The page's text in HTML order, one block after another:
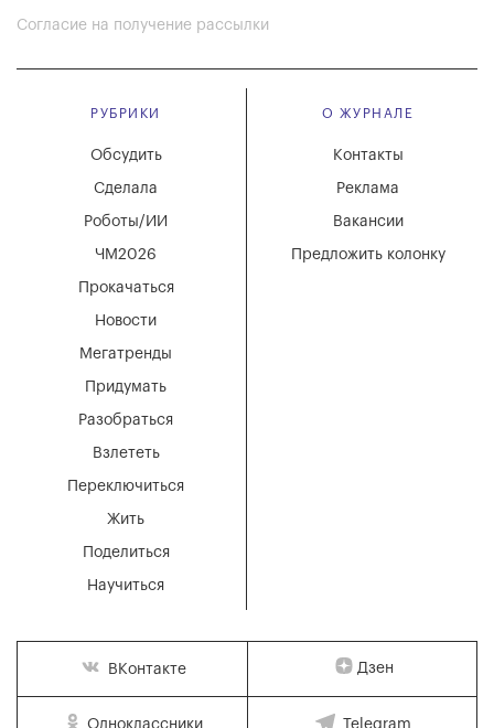
Согласие на получение рассылки
РУБРИКИ
Мегатренды
Придумать
Разобраться
Взлететь
Новости
Переключиться
Жить
Поделиться
Научиться
Обсудить
Сделала
Роботы/ИИ
ЧМ2026
Прокачаться
О ЖУРНАЛЕ
Вакансии
Реклама
Контакты
Предложить колонку
ВКонтакте Дзен
Одноклассники Telegram